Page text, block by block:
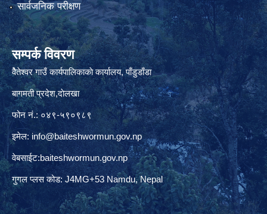
सार्वजनिक परीक्षण
सम्पर्क विवरण
वैेतेश्वर गाउँ कार्यपालिकाकाे कार्यालय, पाँडुडाँडा
बागमती‌ प्रदेश,दाेलखा
फोन नं.: ०४९-५९०९८९
इमेल: info@baiteshwormun.gov.np
वेबसाईट:baiteshwormun.gov.np
गुगल प्लस कोड: J4MG+53 Namdu, Nepal